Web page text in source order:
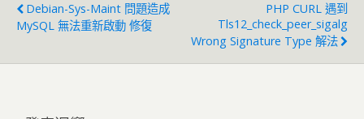
Debian-Sys-Maint 問題造成
MySQL 無法重新啟動 修復
PHP CURL 遇到
Tls12_check_peer_sigalg
Wrong Signature Type 解法